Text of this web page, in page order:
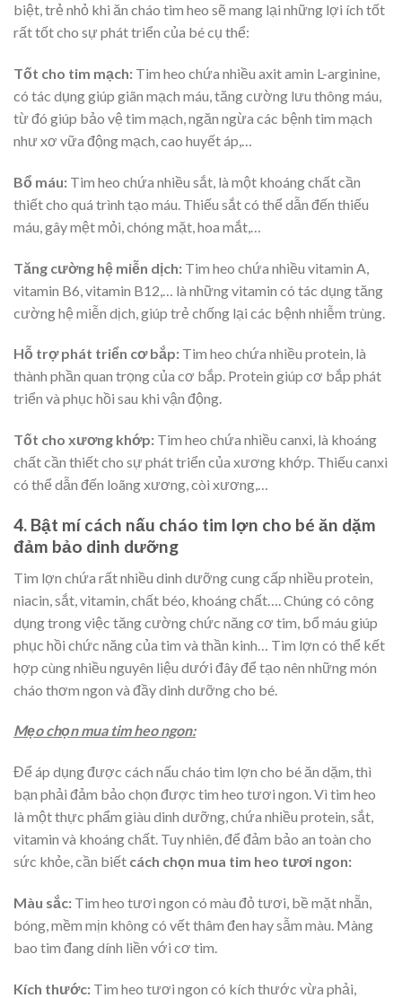
biệt, trẻ nhỏ khi ăn cháo tim heo sẽ mang lại những lợi ích tốt
rất tốt cho sự phát triển của bé cụ thể:
Tốt cho tim mạch: Tim heo chứa nhiều axit amin L-arginine,
có tác dụng giúp giãn mạch máu, tăng cường lưu thông máu,
từ đó giúp bảo vệ tim mạch, ngăn ngừa các bệnh tim mạch
như xơ vữa động mạch, cao huyết áp,…
Bổ máu: Tim heo chứa nhiều sắt, là một khoáng chất cần
thiết cho quá trình tạo máu. Thiếu sắt có thể dẫn đến thiếu
máu, gây mệt mỏi, chóng mặt, hoa mắt,…
Tăng cường hệ miễn dịch: Tim heo chứa nhiều vitamin A,
vitamin B6, vitamin B12,… là những vitamin có tác dụng tăng
cường hệ miễn dịch, giúp trẻ chống lại các bệnh nhiễm trùng.
Hỗ trợ phát triển cơ bắp: Tim heo chứa nhiều protein, là
thành phần quan trọng của cơ bắp. Protein giúp cơ bắp phát
triển và phục hồi sau khi vận động.
Tốt cho xương khớp: Tim heo chứa nhiều canxi, là khoáng
chất cần thiết cho sự phát triển của xương khớp. Thiếu canxi
có thể dẫn đến loãng xương, còi xương,…
4. Bật mícách nấu cháo tim lợn cho bé ăn dặm
đảm bảo dinh dưỡng
Tim lợn chứa rất nhiều dinh dưỡng cung cấp nhiều protein,
niacin, sắt, vitamin, chất béo, khoáng chất…. Chúng có công
dụng trong việc tăng cường chức năng cơ tim, bổ máu giúp
phục hồi chức năng của tim và thần kinh… Tim lợn có thể kết
hợp cùng nhiều nguyên liệu dưới đây để tạo nên những món
cháo thơm ngon và đầy dinh dưỡng cho bé.
Mẹo chọn mua tim heo ngon:
Để áp dụng được cách nấu cháo tim lợn cho bé ăn dặm, thì
bạn phải đảm bảo chọn được tim heo tươi ngon. Vì tim heo
là một thực phẩm giàu dinh dưỡng, chứa nhiều protein, sắt,
vitamin và khoáng chất. Tuy nhiên, để đảm bảo an toàn cho
sức khỏe, cần biết cách chọn mua tim heo tươi ngon:
Màu sắc: Tim heo tươi ngon có màu đỏ tươi, bề mặt nhẵn,
bóng, mềm mịn không có vết thâm đen hay sẫm màu. Màng
bao tim đang dính liền với cơ tim.
Kích thước: Tim heo tươi ngon có kích thước vừa phải,